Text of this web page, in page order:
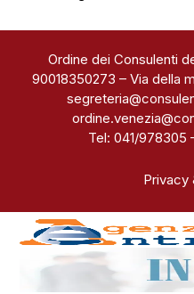
Ordine dei Consulenti
90018350273 – Via della
Tel: 041/978305
Privacy